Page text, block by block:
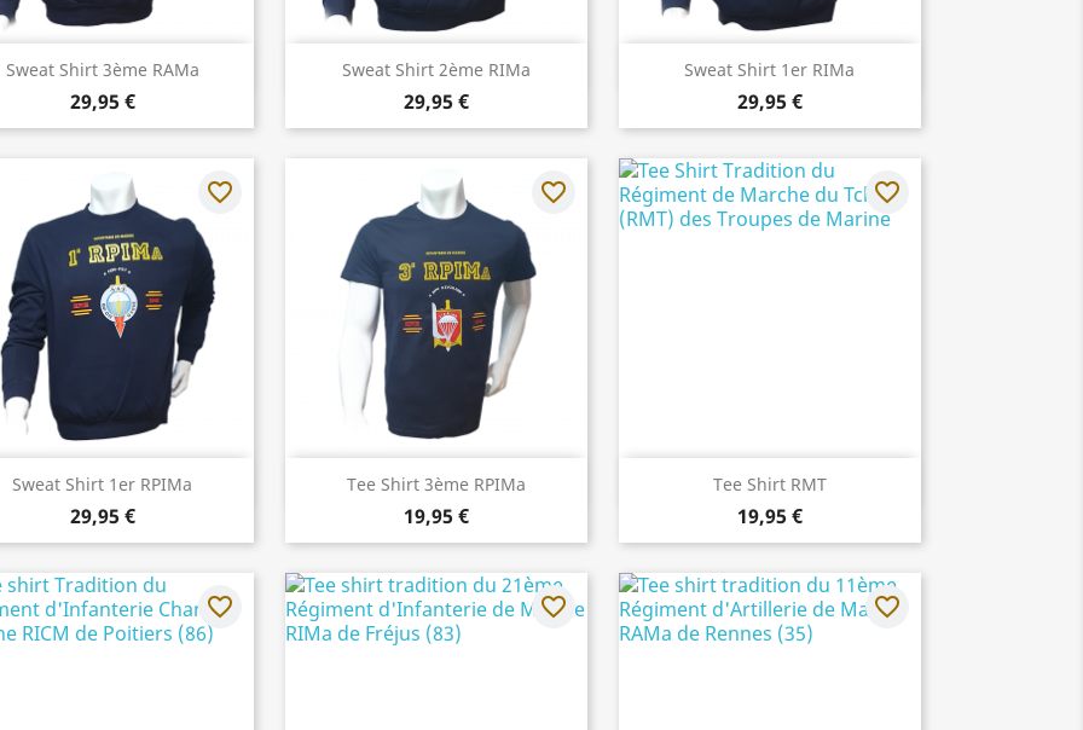
Sweat Shirt 3ème RAMa
29,95 €
Aperçu rapide Sweat Shirt 2ème RIMa
29,95 €
Aperçu rapide Sweat Shirt 1er RIMa
29,95 €
Aperçu rapide
Sweat Shirt 1er RPIMa
29,95 €
Aperçu rapide
favorite_border
Tee Shirt 3ème RPIMa
19,95 €
Aperçu rapide
favorite_border
Tee Shirt RMT
19,95 €
Aperçu rapide
favorite_border
favorite_border favorite_border favorite_border